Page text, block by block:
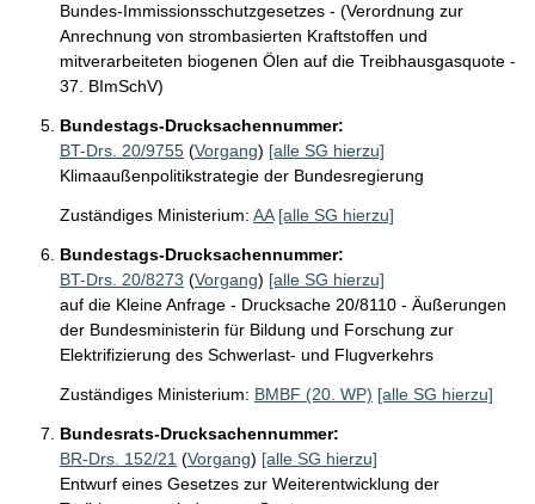
Bundes-Immissionsschutzgesetzes - (Verordnung zur
Anrechnung von strombasierten Kraftstoffen und
mitverarbeiteten biogenen Ölen auf die Treibhausgasquote -
37. BImSchV)
Bundestags-Drucksachennummer:
BT-Drs. 20/9755 (Vorgang) [alle SG hierzu]
Klimaaußenpolitikstrategie der Bundesregierung
Zuständiges Ministerium: AA [alle SG hierzu]
Bundestags-Drucksachennummer:
BT-Drs. 20/8273 (Vorgang) [alle SG hierzu]
auf die Kleine Anfrage - Drucksache 20/8110 - Äußerungen
der Bundesministerin für Bildung und Forschung zur
Elektrifizierung des Schwerlast- und Flugverkehrs
Zuständiges Ministerium: BMBF (20. WP) [alle SG hierzu]
Bundesrats-Drucksachennummer:
BR-Drs. 152/21 (Vorgang) [alle SG hierzu]
Entwurf eines Gesetzes zur Weiterentwicklung der